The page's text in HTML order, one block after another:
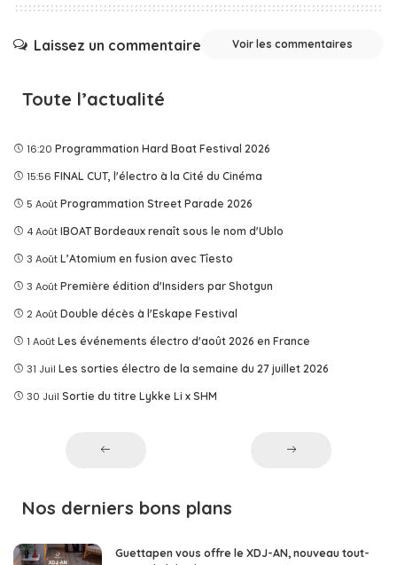
Laissez un commentaire Voir les commentaires
Toute l’actualité
16:20 Programmation Hard Boat Festival 2026
15:56 FINAL CUT, l'électro à la Cité du Cinéma
5 Août Programmation Street Parade 2026
4 Août IBOAT Bordeaux renaît sous le nom d'Ublo
3 Août L’Atomium en fusion avec Tîesto
3 Août Première édition d'Insiders par Shotgun
2 Août Double décès à l'Eskape Festival
1 Août Les événements électro d'août 2026 en France
31 Juil Les sorties électro de la semaine du 27 juillet 2026
30 Juil Sortie du titre Lykke Li x SHM
Nos derniers bons plans
Guettapen vous offre le XDJ-AN, nouveau tout-